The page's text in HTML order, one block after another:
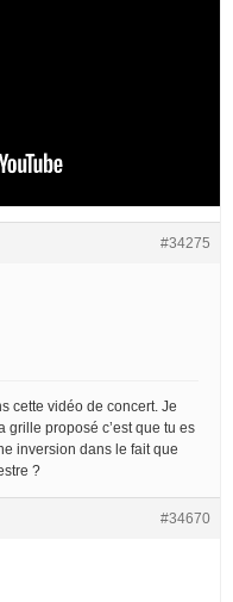
#34275
cette vidéo de concert. Je
grille proposé c’est que tu es
inversion dans le fait que
?
#34670